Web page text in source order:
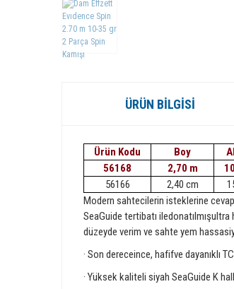
ÜRÜN BILGISI
Ürün Kodu Boy
56168
2,70 m
56166
2,40 cm
Modern sahtecilerin isteklerine
SeaGuide tertibatı
düzeyde verim ve sahte yem
· Son dereceince, hafifve dayanıklı
· Yüksek kaliteli siyah SeaGuide K